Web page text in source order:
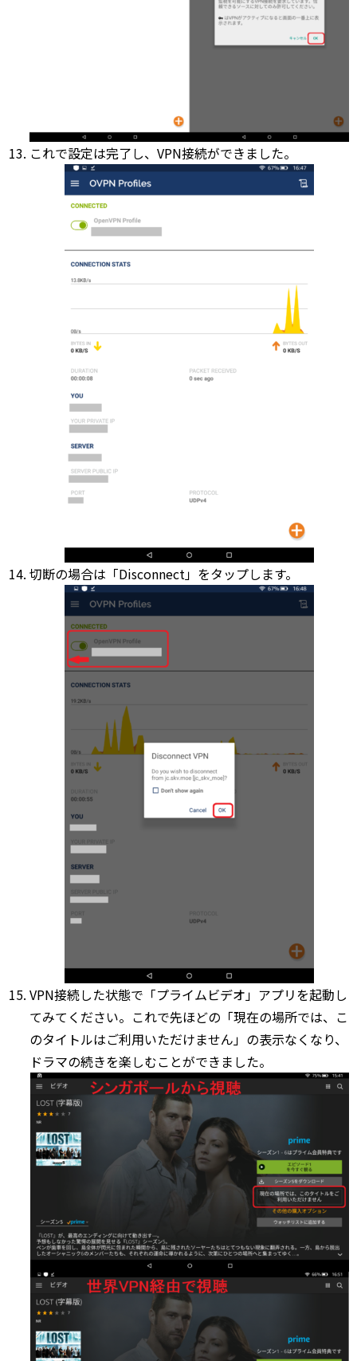
これで設定は完了し、VPN接続ができました。
切断の場合は「Disconnect」をタップします。
VPN接続した状態で「プライムビデオ」アプリを起動し
てみてください。これで先ほどの「現在の場所では、こ
のタイトルはご利用いただけません」の表示なくなり、
ドラマの続きを楽しむことができました。